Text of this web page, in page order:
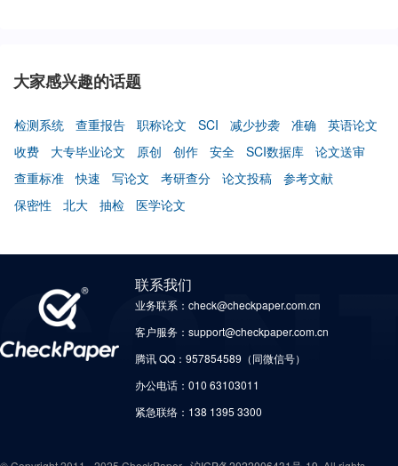
大家感兴趣的话题
检测系统 查重报告 职称论文 SCI 减少抄袭 准确
英语论文
收费
大专毕业论文 原创 创作 安全 SCI数据库
论文送审
查重标准
快速 写论文 考研查分 论文投稿
参考文献
保密性
北大 抽检 医学论文
联系我们
业务联系：check@checkpaper.com.cn
客户服务：support@checkpaper.com.cn
腾讯 QQ：957854589（同微信号）
办公电话：010 63103011
紧急联络：138 1395 3300